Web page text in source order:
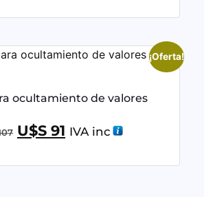
¡Oferta!
ocultamiento de valores
U$S 91 IVA inc